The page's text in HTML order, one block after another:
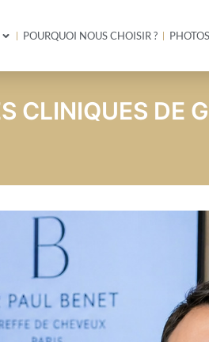
POURQUOI NOUS CHOISIR ?
CLINIQUES DE